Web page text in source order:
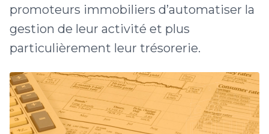
promoteurs immobiliers d’automatiser la
gestion de leur activité et plus
particulièrement leur trésorerie.